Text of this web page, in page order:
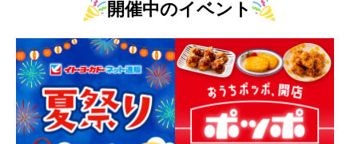
開催中のイベント